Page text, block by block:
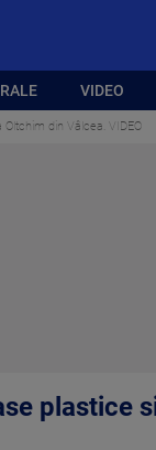
VIDEO
din Vâlcea. VIDEO
plastice